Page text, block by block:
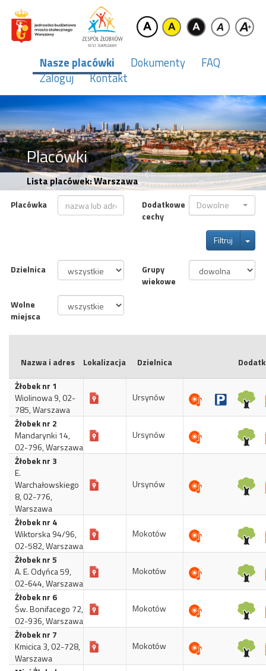
Nasze placówki Dokumenty
FAQ
Zaloguj
Kontakt
Placówki
Lista placówek: Warszawa
Placówka
Dodatkowe
cechy
Dowolne
Filtruj
Dzielnica
Grupy
wiekowe
Wolne
miejsca
Nazwa i adres Lokalizacja Dzielnica
Żłobek nr 1
Wiolinowa 9, 02-
785, Warszawa
Ursynów
Żłobek nr 2
Mandarynki 14,
02-796, Warszawa
Ursynów
Żłobek nr 3
E.
Warchałowskiego
8, 02-776,
Warszawa
Ursynów
Żłobek nr 4
Wiktorska 94/96,
02-582, Warszawa
Mokotów
Żłobek nr 5
A. E. Odyńca 59,
02-644, Warszawa
Mokotów
Żłobek nr 6
Św. Bonifacego 72,
02-936, Warszawa
Mokotów
Żłobek nr 7
Kmicica 3, 02-728,
Warszawa
Mokotów